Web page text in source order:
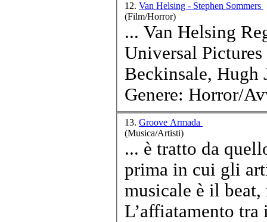
12. Van Helsing - Stephen Sommers
(Film/Horror)
... Van Helsing Regista: Stephen Sommers Produzione:
Universal Pictures
Beckinsale, Hugh
Genere: Horror/
13. Groove Armada
(Musica/Artisti)
... è tratto da
prima in cui gli
musicale è il
L’affiatamento tra